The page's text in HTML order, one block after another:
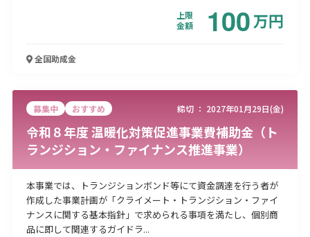
上限
金額
100万円
全国助成金
募集中 おすすめ 締切 ： 2027年01月29日(金)
令和８年度 温暖化対策促進事業費補助金（ト
ランジション・ファイナンス推進事業）
本事業では、トランジションボンド等にて資金調達を行う者が
作成した事業計画が「クライメート・トランジション・ファイ
ナンスに関する基本指針」で求められる事項を満たし、個別商
品に即して関連するガイドラ...